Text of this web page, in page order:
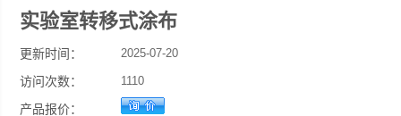
实验室转移式涂布
更新时间： 2025-07-20
访问次数： 1110
产品报价：